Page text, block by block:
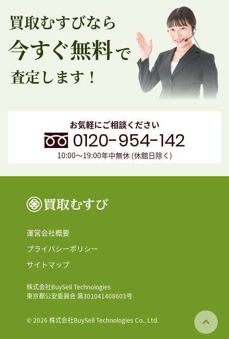
お気軽にご相談ください
0120-954-142
10:00〜19:00年中無休 (休館日除く)
運営会社概要
プライバシーポリシー
サイトマップ
株式会社BuySell Technologies
東京都公安委員会 第301041408603号
© 2026 株式会社BuySell Technologies Co., Ltd.